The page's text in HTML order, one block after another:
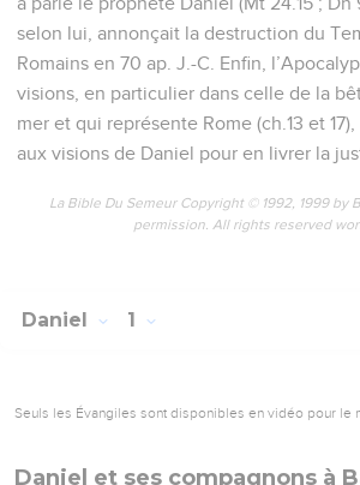
selon lui, annonçait la destruction du
Romains en 70 ap. J.-C. Enfin,
visions, en particulier dans celle de la
mer et qui représente Rome (ch.13 et
aux visions de Daniel pour en livrer la
La Bible Du Semeur Copyright © 1992, 1999 by
permission. All rights reserved
Daniel 1
Seuls les Évangiles sont disponibles en vidéo pour le
Daniel et ses compagnons à